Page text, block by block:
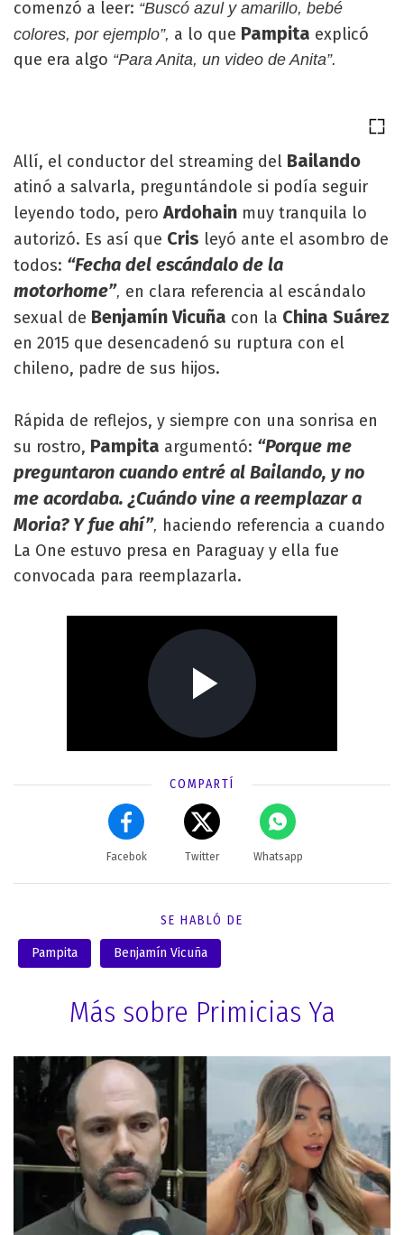
comenzó a leer: “Buscó azul y amarillo, bebé
colores, por ejemplo”, a lo que Pampita explicó
que era algo “Para Anita, un video de Anita”.
Allí, el conductor del streaming del Bailando
atinó a salvarla, preguntándole si podía seguir
leyendo todo, peroArdohain muy tranquila lo
autorizó. Es así que Cris leyó ante el asombro de
todos: “Fecha del escándalo de la
motorhome”, en clara referencia al escándalo
sexual de Benjamín Vicuña con la China Suárez
en 2015 que desencadenó su ruptura con el
chileno, padre de sus hijos.
Rápida de reflejos, y siempre con una sonrisa en
su rostro, Pampita argumentó: “Porque me
preguntaron cuando entré al Bailando, y no
me acordaba. ¿Cuándo vine a reemplazar a
Moria? Y fue ahí”, haciendo referencia a cuando
La One estuvo presa en Paraguay y ella fue
convocada para reemplazarla.
COMPARTÍ
Facebok Twitter Whatsapp
SE HABLÓ DE
Pampita Benjamín Vicuña
Más sobre Primicias Ya